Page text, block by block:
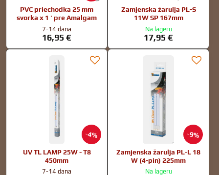
PVC priechodka 25 mm
svorka x 1 ' pre Amalgam
7-14 dana
16,95 €
Zamjenska žarulja PL-S
11W SP 167mm
Na lageru
17,95 €
4%
UV TL LAMP 25W - T8
450mm
7-14 dana
9%
Zamjenska žarulja PL-L 18
W (4-pin) 225mm
Na lageru